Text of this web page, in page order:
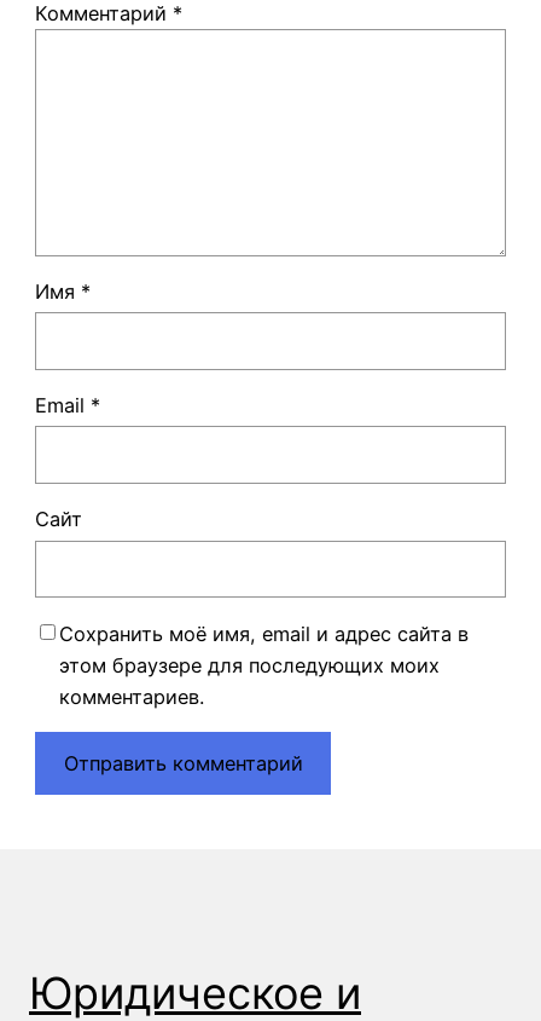
Комментарий *
Имя *
Email *
Сайт
Сохранить моё имя, email и адрес сайта в
этом браузере для последующих моих
комментариев.
Юридическое и